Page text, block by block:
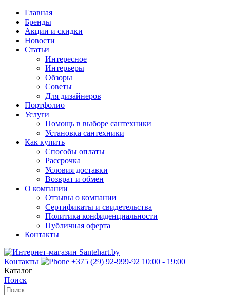
Главная
Бренды
Акции и скидки
Новости
Статьи
Интересное
Интерьеры
Обзоры
Советы
Для дизайнеров
Портфолио
Услуги
Помощь в выборе сантехники
Установка сантехники
Как купить
Способы оплаты
Рассрочка
Условия доставки
Возврат и обмен
О компании
Отзывы о компании
Сертификаты и свидетельства
Политика конфиденциальности
Публичная оферта
Контакты
Контакты +375 (29) 92-999-92 10:00 - 19:00
Каталог
Поиск